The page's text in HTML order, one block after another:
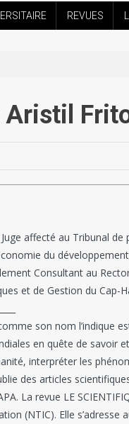
REVUES
Aristil
Juge affecté au Tribunal
du
Consultant au
et de Gestion du Cap-
son nom l’indique
en quête de savoir
interpréter les
des articles
La revue LE
(NTIC). Elle